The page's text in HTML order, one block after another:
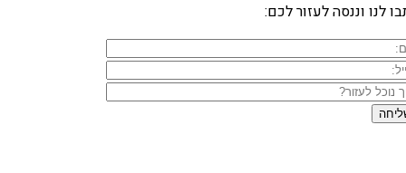
לנו וננסה לעזור לכם: